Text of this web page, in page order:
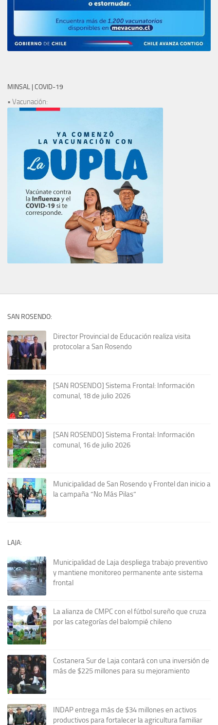
MINSAL | COVID-19
• Vacunación:
SAN ROSENDO:
Director Provincial de Educación realiza visita
protocolar a San Rosendo
[SAN ROSENDO] Sistema Frontal: Información
comunal, 18 de julio 2026
[SAN ROSENDO] Sistema Frontal: Información
comunal, 16 de julio 2026
Municipalidad de San Rosendo y Frontel dan inicio a
la campaña “No Más Pilas”
LAJA:
Municipalidad de Laja despliega trabajo preventivo
y mantiene monitoreo permanente ante sistema
frontal
La alianza de CMPC con el fútbol sureño que cruza
por las categorías del balompié chileno
Costanera Sur de Laja contará con una inversión de
más de $225 millones para su mejoramiento
INDAP entrega más de $34 millones en activos
productivos para fortalecer la agricultura familiar